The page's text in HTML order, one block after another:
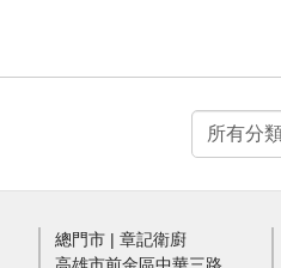
總門市 | 章記衛廚